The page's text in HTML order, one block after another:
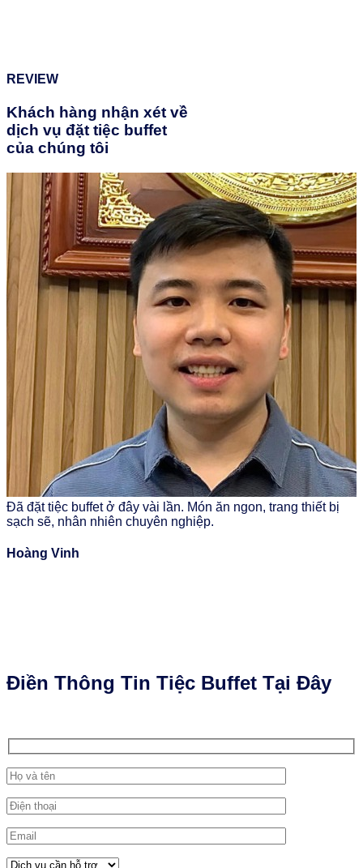
REVIEW
Khách hàng nhận xét về
dịch vụ đặt tiệc buffet
của chúng tôi
Đã đặt tiệc buffet ở đây vài lần. Món ăn ngon, trang thiết bị
sạch sẽ, nhân nhiên chuyên nghiệp.
Hoàng Vinh
Điền Thông Tin Tiệc Buffet Tại Đây